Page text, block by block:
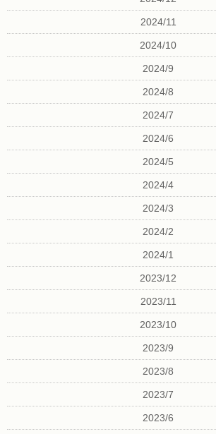
2024/11
2024/10
2024/9
2024/8
2024/7
2024/6
2024/5
2024/4
2024/3
2024/2
2024/1
2023/12
2023/11
2023/10
2023/9
2023/8
2023/7
2023/6